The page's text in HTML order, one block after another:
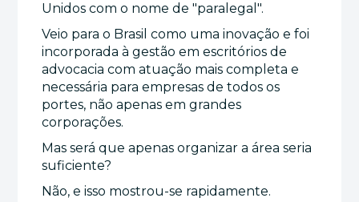
Unidos com o nome de "paralegal".
Veio para o Brasil como uma inovação e foi
incorporada à gestão em escritórios de
advocacia com atuação mais completa e
necessária para empresas de todos os
portes, não apenas em grandes
corporações.
Mas será que apenas organizar a área seria
suficiente?
Não, e isso mostrou-se rapidamente.